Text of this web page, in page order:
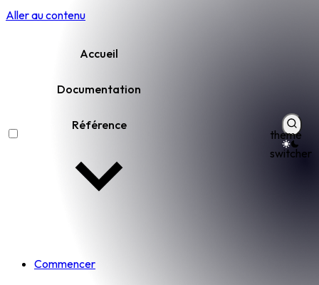
Aller au contenu
Accueil
Documentation
Référence
theme
switcher
Commencer